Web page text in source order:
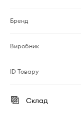
Бренд
Виробник
ID Товару
Склад